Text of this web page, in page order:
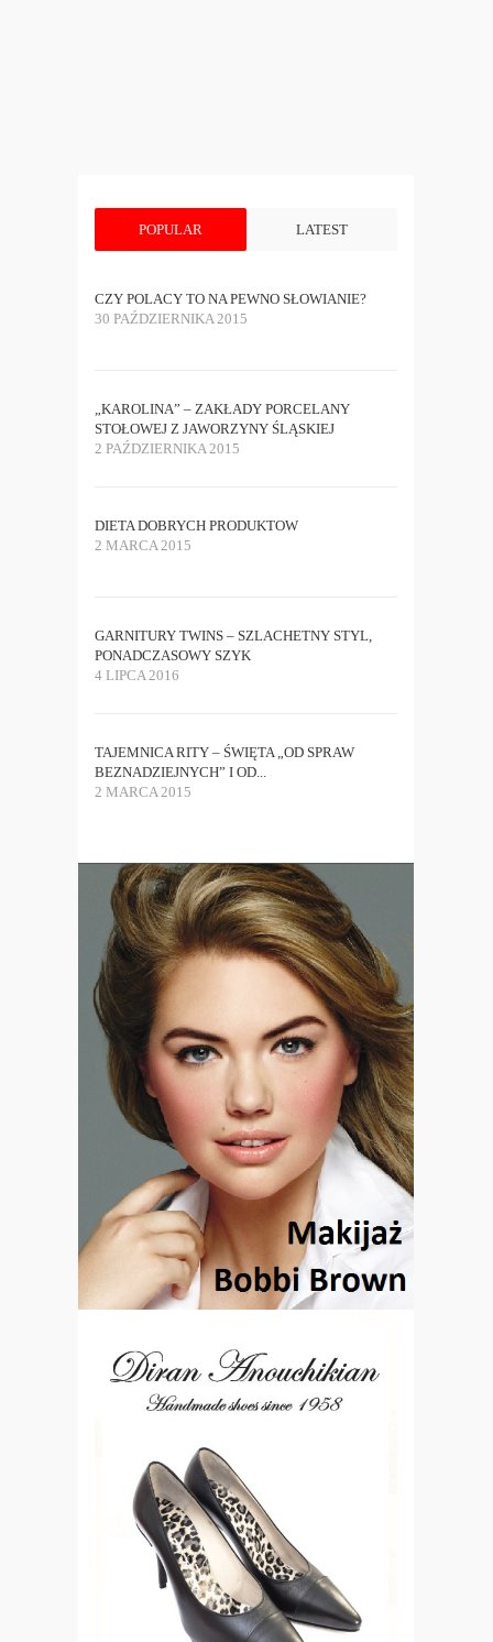
POPULAR LATEST
CZY POLACY TO NA PEWNO SŁOWIANIE?
30 PAŹDZIERNIKA 2015
„KAROLINA” – ZAKŁADY PORCELANY
STOŁOWEJ Z JAWORZYNY ŚLĄSKIEJ
2 PAŹDZIERNIKA 2015
DIETA DOBRYCH PRODUKTOW
2 MARCA 2015
GARNITURY TWINS – SZLACHETNY STYL,
PONADCZASOWY SZYK
4 LIPCA 2016
TAJEMNICA RITY – ŚWIĘTA „OD SPRAW
BEZNADZIEJNYCH” I OD...
2 MARCA 2015